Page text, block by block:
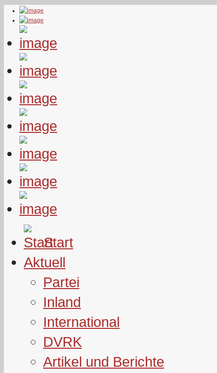
Start
Aktuell
Partei
Inland
International
DVRK
Artikel und Berichte